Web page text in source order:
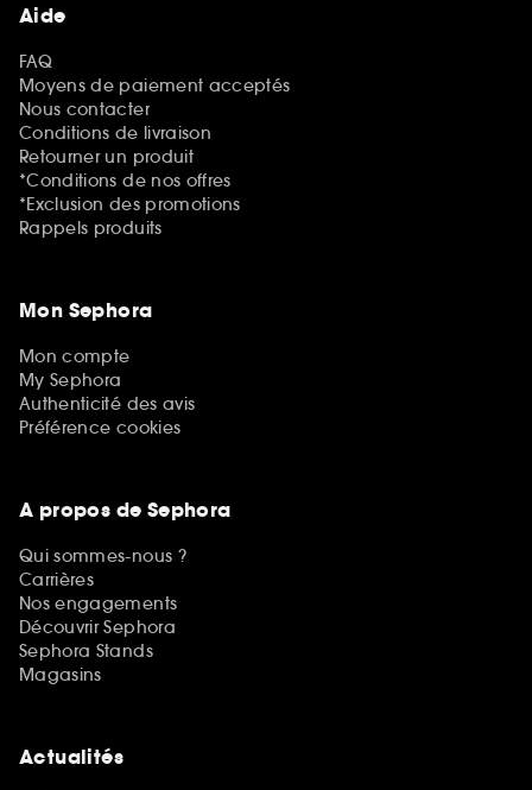
Aide
FAQ
Moyens de paiement acceptés
Nous contacter
Conditions de livraison
Retourner un produit
*Conditions de nos offres
*Exclusion des promotions
Rappels produits
Mon Sephora
Mon compte
My Sephora
Authenticité des avis
Préférence cookies
A propos de Sephora
Qui sommes-nous ?
Carrières
Nos engagements
Découvrir Sephora
Sephora Stands
Magasins
Actualités